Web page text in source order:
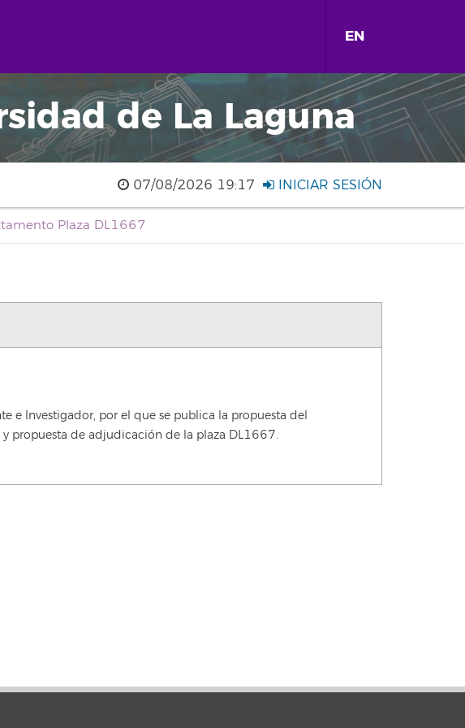
EN
de La Laguna
07/08/2026 19:17 INICIAR SESIÓN
Plaza DL1667
e Investigador, por el que se publica la propuesta del
propuesta de adjudicación de la plaza DL1667.